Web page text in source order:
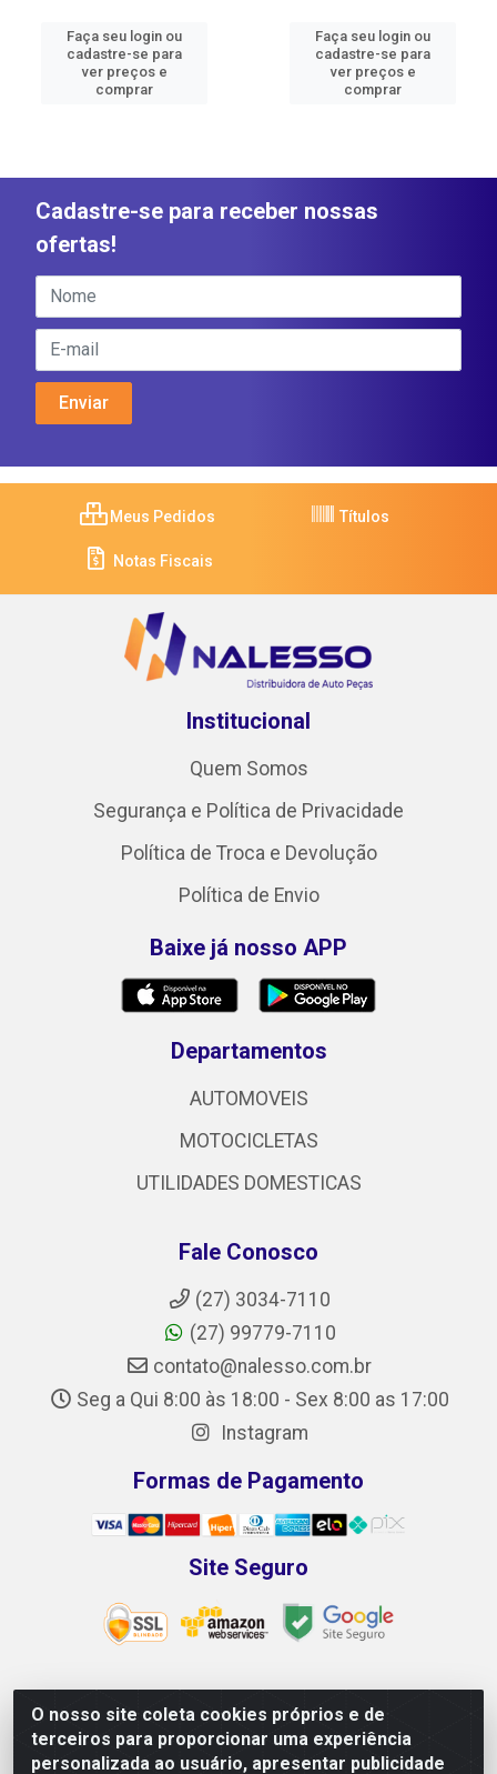
Faça seu login ou
cadastre-se para
ver preços e
comprar
Faça seu login ou
cadastre-se para
ver preços e
comprar
O nosso site coleta cookies próprios e de
terceiros para proporcionar uma experiência
personalizada ao usuário, apresentar publicidade
Cadastre-se para receber nossas
ofertas!
Meus Pedidos Títulos
Notas Fiscais
Institucional
Quem Somos
Segurança e Política de Privacidade
Política de Troca e Devolução
Política de Envio
Baixe já nosso APP
Departamentos
AUTOMOVEIS
MOTOCICLETAS
UTILIDADES DOMESTICAS
Fale Conosco
(27) 3034-7110
(27) 99779-7110
contato@nalesso.com.br
Seg a Qui 8:00 às 18:00 - Sex 8:00 as 17:00
Instagram
Formas de Pagamento
Site Seguro
NALESSO DISTRIBUIDORA DE AUTO PEÇAS LTDA -
CNPJ 29.722.419/0001-39 - Rua Paulo Afonso, 10 -